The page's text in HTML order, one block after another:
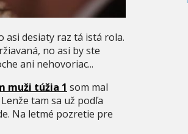
asi desiaty raz tá istá rola.
no asi by ste
ani nehovoriac...
muži túžia 1 som mal
Lenže tam sa už podľa
Na letmé pozretie pre